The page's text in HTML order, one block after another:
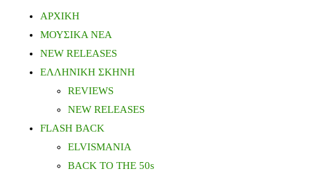
ΑΡΧΙΚΗ
ΜΟΥΣΙΚΑ ΝΕΑ
NEW RELEASES
ΕΛΛΗΝΙΚΗ ΣΚΗΝΗ
REVIEWS
NEW RELEASES
FLASH BACK
ELVISMANIA
BACK TO THE 50s